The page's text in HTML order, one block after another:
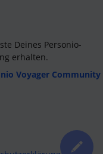
Deines Personio-
erhalten.
Voyager Community